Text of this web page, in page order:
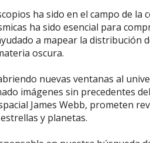
ha sido en el campo de la
ha sido esencial para
a mapear la distribución
oscura.
nuevas ventanas al
imágenes sin precedentes
James Webb, prometen
y planetas.